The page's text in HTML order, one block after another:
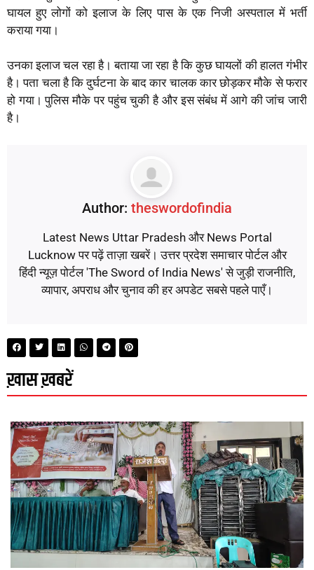
घायल हुए लोगों को इलाज के लिए पास के एक निजी अस्पताल में भर्ती
कराया गया।
उनका इलाज चल रहा है। बताया जा रहा है कि कुछ घायलों की हालत गंभीर
है। पता चला है कि दुर्घटना के बाद कार चालक कार छोड़कर मौके से फरार
हो गया। पुलिस मौके पर पहुंच चुकी है और इस संबंध में आगे की जांच जारी
है।
Author: theswordofindia
Latest News Uttar Pradesh और News Portal
Lucknow पर पढ़ें ताज़ा खबरें। उत्तर प्रदेश समाचार पोर्टल और
हिंदी न्यूज़ पोर्टल 'The Sword of India News' से जुड़ी राजनीति,
व्यापार, अपराध और चुनाव की हर अपडेट सबसे पहले पाएँ।
ख़ास ख़बरें